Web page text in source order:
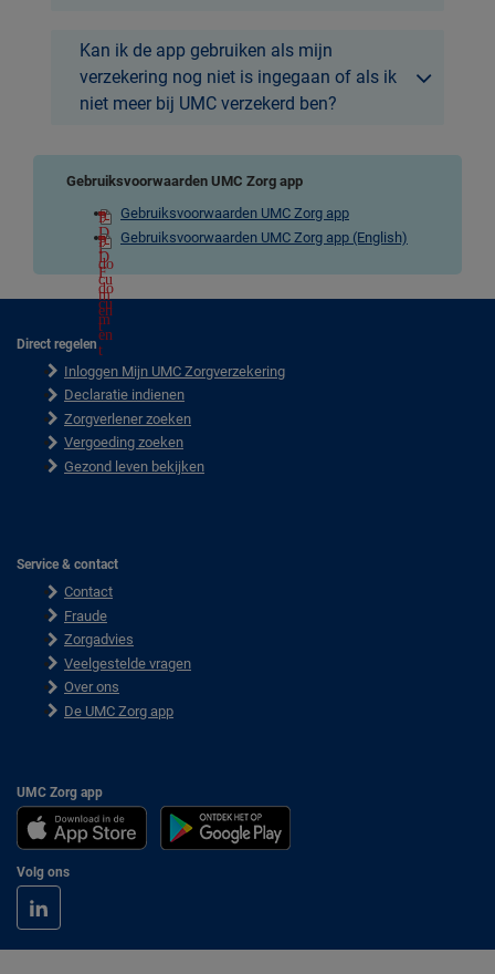
Kan ik de app gebruiken als mijn
verzekering nog niet is ingegaan of als ik
niet meer bij UMC verzekerd ben?
Gebruiksvoorwaarden UMC Zorg app
Gebruiksvoorwaarden UMC Zorg app
Gebruiksvoorwaarden UMC Zorg app (English)
Direct regelen
Inloggen Mijn UMC Zorgverzekering
Declaratie indienen
Zorgverlener zoeken
Vergoeding zoeken
Gezond leven bekijken
Service & contact
Contact
Fraude
Zorgadvies
Veelgestelde vragen
Over ons
De UMC Zorg app
UMC Zorg app
Volg ons